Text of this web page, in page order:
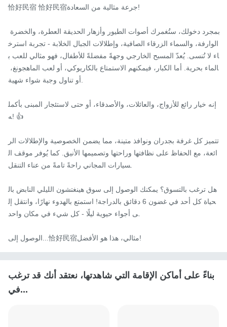
恰好民宿 恰好民宿جرعة مثالية من السعادة!
الوارفة، والسماء الزرقاء الصافية، وإطلالات الجبال الخلابة - تجربة استرخ
اء لا تُنسى. يُعدّ المسبح الخارجي وجهةً مفضلةً للأطفال، فهو مثالي للعب ب
أو تناول وجبة شواء شهية.
إنه خيار رائع للأزواج، والعائلات، والأصدقاء، أو حتى لاستئجار المبنى بأكمل
ه! 👍
تتميز كل غرفة بجدران ونوافذ متينة، مما يضمن الخصوصية والإطلالات الر
ائعة، مع الحفاظ على نظافتها وراحتها وتصميمها الأنيق. كما يُوفر موقف ال
سيارات المجاني راحةً تامةً من عناء التنقل.
هل ترغب بالتسوق؟ يمكنك الوصول إلى سوق هينغتشون الليلي النابض بال
حياة كل أحد في غضون 6 دقائق بالدراجة! استمتع بالهدوء نهارًا، وانتقل إل
ى أجواء حيوية ليلًا - كل شيء في مكان واحد.
الوصول إلى...恰好民宿مثالي، هذا هو الأفضل!
بناءً على أماكن الإقامة التي شاهدتها، نعتقد أنك قد ترغب
في...